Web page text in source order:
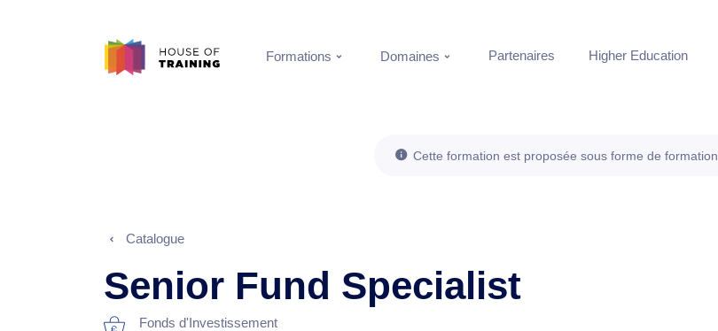
Formations Domaines Partenaires Higher Education
Cette formation est proposée sous forme de formation
Catalogue
Senior Fund Specialist
Fonds d'Investissement